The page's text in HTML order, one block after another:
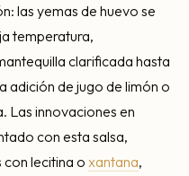
las yemas de huevo se
temperatura,
clarificada hasta
adición de jugo de limón o
Las innovaciones en
con esta salsa,
lecitina o xantana,